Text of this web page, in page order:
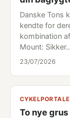
Danske Tons
kendte for
kombination
Mount:
23/07/2026
To nye